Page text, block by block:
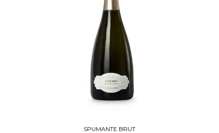
SPUMANTE BRUT